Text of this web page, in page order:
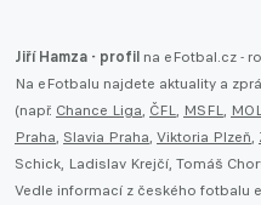
Jiří Hamza - profil na eFotbal.cz -
Na eFotbalu najdete aktuality a
(např. Chance Liga, ČFL, MSFL,
Praha, Slavia Praha, Viktoria Plzeň,
Schick, Ladislav Krejčí, Tomáš
Vedle informací z českého fotbalu